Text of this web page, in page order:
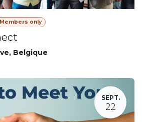
Members only
, Belgique
SEPT.
22